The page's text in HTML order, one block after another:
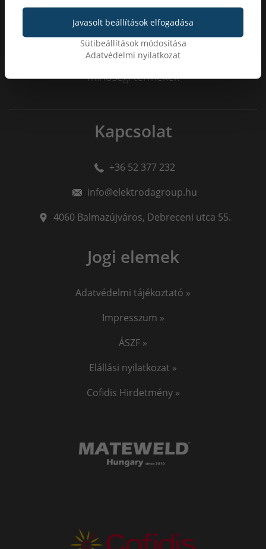
100%
minőségi termékek
Kapcsolat
+36 52 377 232
info@elektrodagroup.hu
4060 Balmazújváros, Debreceni utca 55.
Jogi elemek
Adatvédelmi tájékoztató »
Impresszum »
ÁSZF »
Elállási nyilatkozat »
Cofidis Hirdetmény »
Javasolt beállítások elfogadása
Sütibeállítások módosítása
Adatvédelmi nyilatkozat